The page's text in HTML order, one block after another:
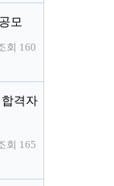
모
회 160
격자
회 165